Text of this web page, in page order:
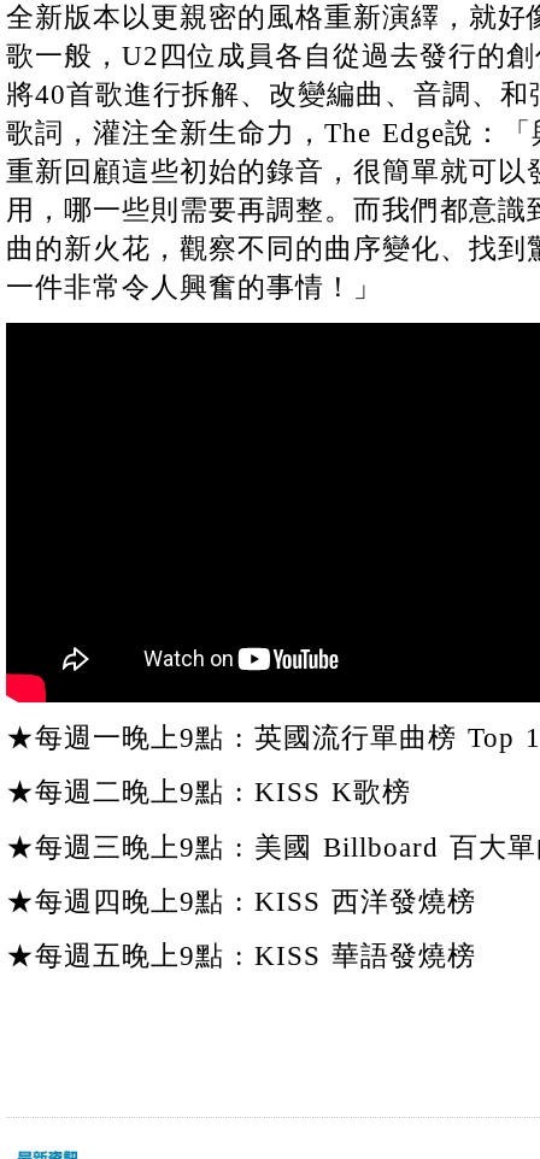
全新版本以更親密的風格重新演繹，就好
歌一般，U2四位成員各自從過去發行的
將40首歌進行拆解、改變編曲、音調、
歌詞，灌注全新生命力，The Edge說：
重新回顧這些初始的錄音，很簡單就可以
用，哪一些則需要再調整。而我們都意
曲的新火花，觀察不同的曲序變化、找
一件非常令人興奮的事情！」
★每週一晚上9點 : 英國流行單曲榜 Top
★每週二晚上9點 : KISS K歌榜
★每週三晚上9點 : 美國 Billboard 百大
★每週四晚上9點 : KISS 西洋發燒榜
★每週五晚上9點 : KISS 華語發燒榜